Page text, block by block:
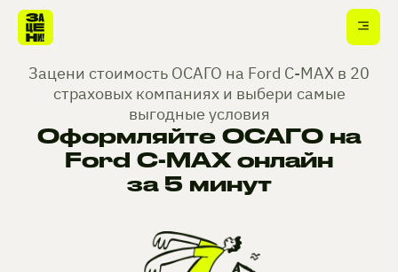
Зацени стоимость ОСАГО на Ford C-MAX в 20
страховых компаниях и выбери самые
выгодные условия
Оформляйте ОСАГО на
Ford C-MAX онлайн
за 5 минут